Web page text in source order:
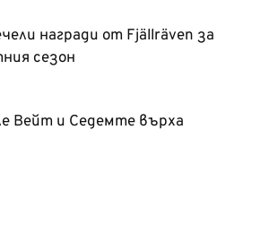
награди от Fjällräven за
сезон
Вейт и Седемте върха